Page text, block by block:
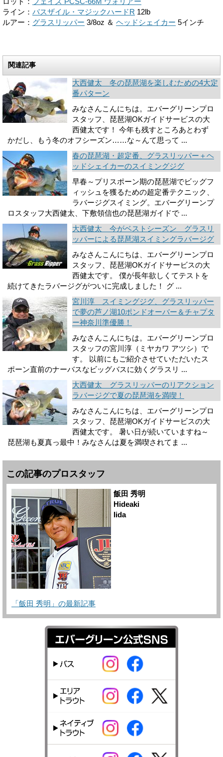
ロッド：
フェイズ PCSC-66M ウォリアー
ライン： バスザイル・マジックハードR 12lb
ルアー： グラスリッパー 3/8oz ＆ ヘッドシェイカー 5インチ
関連記事
大西健太 冬の琵琶湖を楽しむための4大定
番パターン
みなさんこんにちは。エバーグリーンプロ
スタッフ、琵琶湖OKガイドサービスの大
西健太です！ 今年も残すところあとわず
かだし、もう冬のオフシーズン……な～んて思って ...
春の琵琶湖・超定番、グラスリッパー＋ヘ
ッドシェイカーのスイミングジグ
早春～プリスポーン期の琵琶湖でビッグフ
ィッシュを獲るための超定番テクニック、
ラバージグスイミング。エバーグリーンプ
ロスタッフ大西健太、下敷領信也の琵琶湖ガイドで ...
大西健太 今がベストシーズン グラスリ
ッパーによる琵琶湖スイミングラバージグ
みなさんこんにちは、エバーグリーンプロ
スタッフ、琵琶湖OKガイドサービスの大
西健太です。 僕が長年欲しくてテストを
続けてきたラバージグがついに完成しました！ グ ...
宮川淳 スイミングジグ、グラスリッパー
で夢の芦ノ湖10ポンドオーバー＆チャプタ
ー神奈川準優勝！
みなさんこんにちは。エバーグリーンプロ
スタッフの宮川淳（ミヤカワ アツシ）で
す。 以前にもご紹介させていただいたス
ポーン直前のナーバスなビッグバスに効くグラスリ ...
大西健太 グラスリッパーのリアクション
ラバージグで夏の琵琶湖を満喫！
みなさんこんにちは、エバーグリーンプロ
スタッフ、琵琶湖OKガイドサービスの大
西健太です。 暑い日が続いていますね～
琵琶湖も夏真っ最中！みなさんは夏を満喫されてま ...
この記事のプロスタッフ
飯田 秀明
Hideaki
Iida
「飯田 秀明」の最新記事